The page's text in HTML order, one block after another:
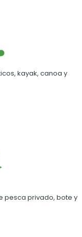
kayak, canoa y
pesca privado, bote y